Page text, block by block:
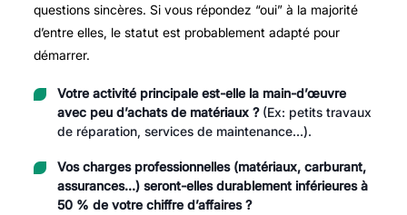
questions sincères. Si vous répondez “oui” à la majorité
d’entre elles, le statut est probablement adapté pour
démarrer.
Votre activité principale est-elle la main-d’œuvre
avec peu d’achats de matériaux ?(Ex: petits travaux
de réparation, services de maintenance…).
Vos charges professionnelles (matériaux, carburant,
assurances…) seront-elles durablement inférieures à
50 % de votre chiffre d’affaires ?